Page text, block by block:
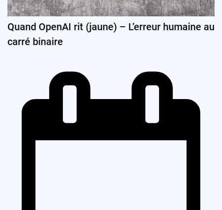
Quand OpenAI rit (jaune) – L’erreur humaine au
carré binaire